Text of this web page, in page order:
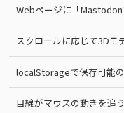
Webページに「
スクロールに応じて3Dモ
localStorageで保存可能
目線がマウスの動きを追